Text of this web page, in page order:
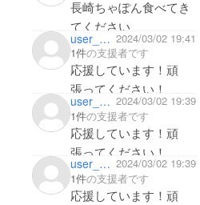
長崎ちゃぽん食べてき
てください
user_355a060ecd44 2024/03/02 19:41
1件の支援者です
応援しています！頑
張ってください！
user_228764e41fb4 2024/03/02 19:39
1件の支援者です
応援しています！頑
張ってください！
user_494807b786b4 2024/03/02 19:39
1件の支援者です
応援しています！頑